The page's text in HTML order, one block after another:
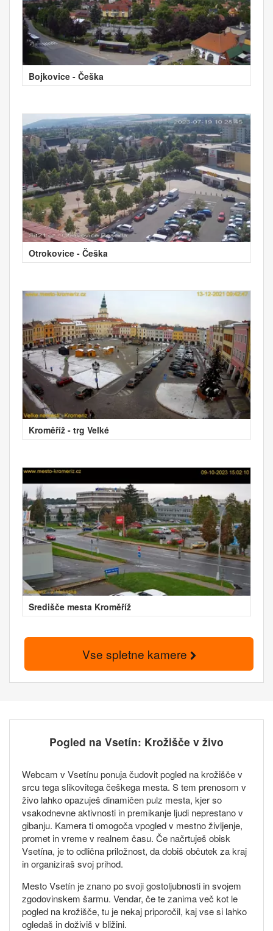
Bojkovice - Češka
Otrokovice - Češka
Kroměříž - trg Velké
Središče mesta Kroměříž
Vse spletne kamere
Pogled na Vsetín: Krožišče v živo
Webcam v Vsetínu ponuja čudovit pogled na krožišče v
srcu tega slikovitega češkega mesta. S tem prenosom v
živo lahko opazuješ dinamičen pulz mesta, kjer so
vsakodnevne aktivnosti in premikanje ljudi neprestano v
gibanju. Kamera ti omogoča vpogled v mestno življenje,
promet in vreme v realnem času. Če načrtuješ obisk
Vsetína, je to odlična priložnost, da dobiš občutek za kraj
in organiziraš svoj prihod.
Mesto Vsetín je znano po svoji gostoljubnosti in svojem
zgodovinskem šarmu. Vendar, če te zanima več kot le
pogled na krožišče, tu je nekaj priporočil, kaj vse si lahko
ogledaš in doživiš v bližini.